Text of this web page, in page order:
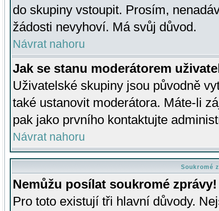
do skupiny vstoupit. Prosím,
žádosti nevyhoví. Má svůj důvod.
Návrat nahoru
Jak se stanu moderátorem
Uživatelské skupiny jsou původně
také ustanovit moderátora. Máte-li
pak jako prvního kontaktujte
Návrat nahoru
Soukromé
Nemůžu posílat soukromé zprávy!
Pro toto existují tři hlavní důvody.